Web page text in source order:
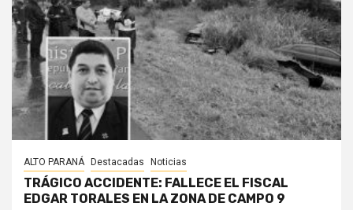
ALTO PARANÁ Destacadas Noticias
TRÁGICO ACCIDENTE: FALLECE EL FISCAL
EDGAR TORALES EN LA ZONA DE CAMPO 9